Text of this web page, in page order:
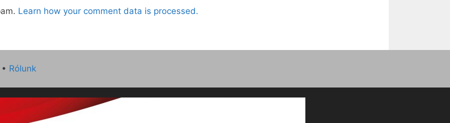
Learn how your comment data is processed.
• Rólunk